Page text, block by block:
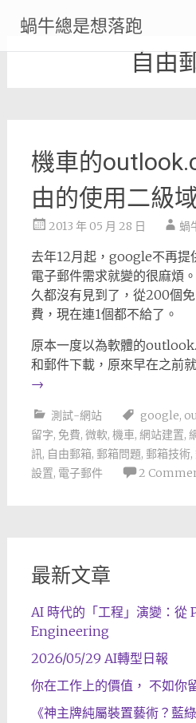
content
蝸牛總是想落跑
自由
機車的
由的使用二級
2013 年 05 月 28 日 蝸
去年12月起，google不再提
電子郵件需求就變的很麻煩
久都沒有見到了，從200個
費，現在連1個都不給了。
原本一度以為軟體的
和郵件下載，原來早在之前
→
測試-網站 google,
留字, 免費, 微軟, 機車, 網站建置,
訊, 自由郵箱, 郵箱問題, 郵箱技術,
設置, 電子郵件 2
最新文章
AI 時代的「工程」演變：
Engineering
2026/05/29 AI轉型日報
你在工作上的價值， 不如你
《神主牌純屬裝置藝術？藍